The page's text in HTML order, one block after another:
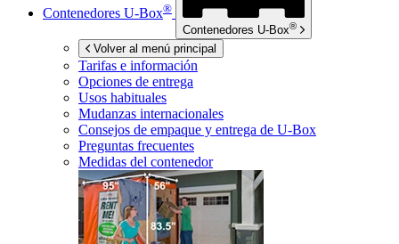
Contenedores U-Box®
Contenedores U-Box®
Volver al menú principal
Tarifas e información
Opciones de entrega
Usos habituales
Mudanzas internacionales
Consejos de empaque y entrega de U-Box
Preguntas frecuentes
Medidas del contenedor